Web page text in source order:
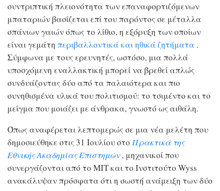
συντριπτική πλειονότητα των επαναφορτιζόμενων
μπαταριών βασίζεται επί του παρόντος σε μέταλλα
σπάνιων γαιών όπως το λίθιο, η εξόρυξη των οποίων
είναι γεμάτη περιβαλλοντικά και ηθικά ζητήματα .
Σύμφωνα με τους ερευνητές, ωστόσο, μια πολλά
υποσχόμενη εναλλακτική μπορεί να βρεθεί απλώς
συνδυάζοντας δύο από τα παλαιότερα και πιο
συνηθισμένα υλικά του πολιτισμού: το τσιμέντο και το
μείγμα που μοιάζει με άνθρακα, γνωστό ως αιθάλη.
Όπως αναφέρεται λεπτομερώς σε μια νέα μελέτη που
δημοσιεύθηκε στις 31 Ιουλίου στο Πρακτικά της
Εθνικής Ακαδημίας Επιστημών , μηχανικοί που
συνεργάζονται από το MIT και το Ινστιτούτο Wyss
ανακάλυψαν πρόσφατα ότι η σωστή ανάμειξη των δύο